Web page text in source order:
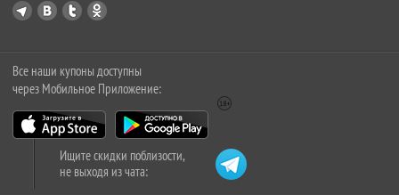
Все наши купоны доступны
через Мобильное Приложение:
Ищите скидки поблизости,
не выходя из чата: